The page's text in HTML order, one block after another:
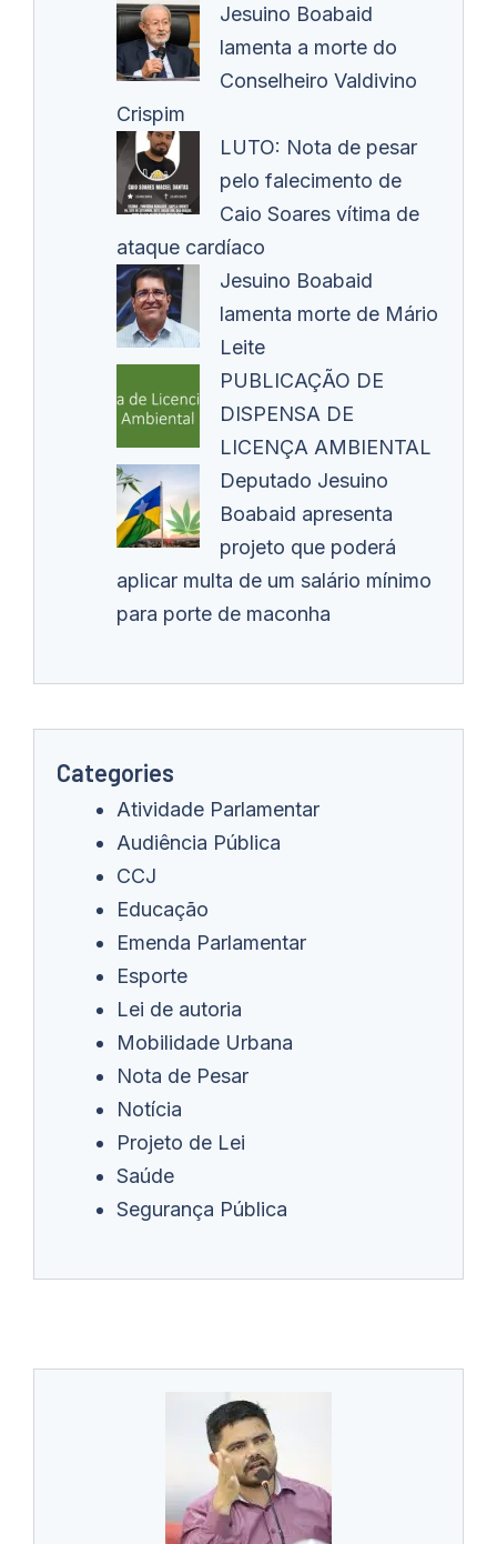
Jesuino Boabaid
lamenta a morte do
Conselheiro Valdivino
Crispim
LUTO: Nota de pesar
pelo falecimento de
Caio Soares vítima de
ataque cardíaco
Jesuino Boabaid
lamenta morte de Mário
Leite
PUBLICAÇÃO DE
DISPENSA DE
LICENÇA AMBIENTAL
Deputado Jesuino
Boabaid apresenta
projeto que poderá
aplicar multa de um salário mínimo
para porte de maconha
Categories
Atividade Parlamentar
Audiência Pública
CCJ
Educação
Emenda Parlamentar
Esporte
Lei de autoria
Mobilidade Urbana
Nota de Pesar
Notícia
Projeto de Lei
Saúde
Segurança Pública